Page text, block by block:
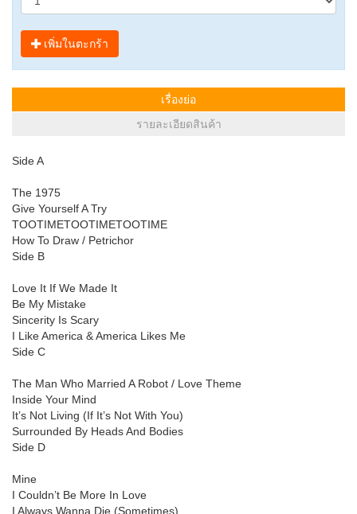
เพิ่มในตะกร้า
เรื่องย่อ
รายละเอียดสินค้า
Side A
The 1975
Give Yourself A Try
TOOTIMETOOTIMETOOTIME
How To Draw / Petrichor
Side B
Love It If We Made It
Be My Mistake
Sincerity Is Scary
I Like America & America Likes Me
Side C
The Man Who Married A Robot / Love Theme
Inside Your Mind
It’s Not Living (If It’s Not With You)
Surrounded By Heads And Bodies
Side D
Mine
I Couldn’t Be More In Love
I Always Wanna Die (Sometimes)